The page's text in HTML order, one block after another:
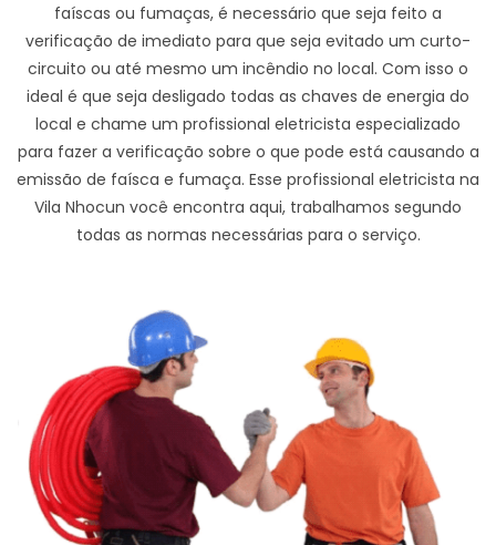
faíscas ou fumaças, é necessário que seja feito a
verificação de imediato para que seja evitado um curto-
circuito ou até mesmo um incêndio no local. Com isso o
ideal é que seja desligado todas as chaves de energia do
local e chame um profissional eletricista especializado
para fazer a verificação sobre o que pode está causando a
emissão de faísca e fumaça. Esse profissional eletricista na
Vila Nhocun você encontra aqui, trabalhamos segundo
todas as normas necessárias para o serviço.